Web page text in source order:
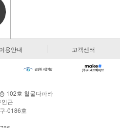
이용안내 고객센터
102호 철물다파라
곤
-0186호